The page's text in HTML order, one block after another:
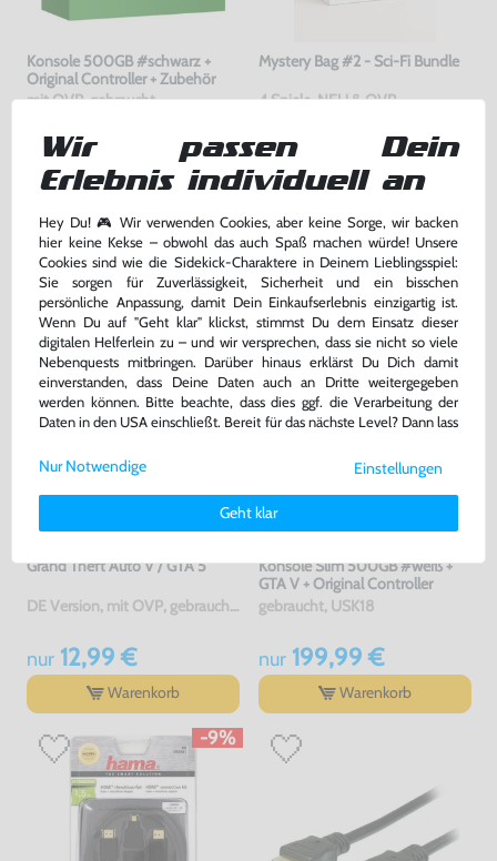
Konsole 500GB #schwarz +
Original Controller + Zubehör
mit OVP, gebraucht
nur189,99 €
Warenkorb
Mystery Bag #2 - Sci-Fi Bundle
4 Spiele, NEU & OVP
nur29,99 €
Warenkorb
DAS HABEN ANDERE DAZU
GEKAUFT
Grand Theft Auto V / GTA 5
DE Version, mit OVP, gebraucht, USK18
nur12,99 €
Warenkorb
Konsole Slim 500GB #weiß +
GTA V + Original Controller
gebraucht, USK18
nur199,99 €
Warenkorb
-9%
Wir passen Dein
Erlebnis individuell an
Hey Du! 🎮 Wir verwenden Cookies, aber keine Sorge, wir backen
hier keine Kekse – obwohl das auch Spaß machen würde! Unsere
Cookies sind wie die Sidekick-Charaktere in Deinem Lieblingsspiel:
Sie sorgen für Zuverlässigkeit, Sicherheit und ein bisschen
persönliche Anpassung, damit Dein Einkaufserlebnis einzigartig ist.
Wenn Du auf "Geht klar" klickst, stimmst Du dem Einsatz dieser
digitalen Helferlein zu – und wir versprechen, dass sie nicht so viele
Nebenquests mitbringen. Darüber hinaus erklärst Du Dich damit
einverstanden, dass Deine Daten auch an Dritte weitergegeben
werden können. Bitte beachte, dass dies ggf. die Verarbeitung der
Daten in den USA einschließt. Bereit für das nächste Level? Dann lass
Weitere Informationen zu den von uns verwendeten Cookies und
Deinen Rechten als Nutzer findest Du in unsererDaten­schutz­
Impressum.
Einstellungen
Geht klar
Nur Notwendige